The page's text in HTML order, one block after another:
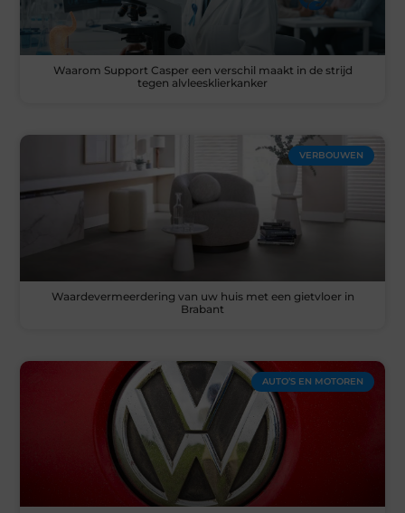
Waarom Support Casper een verschil maakt in de strijd
tegen alvleesklierkanker
VERBOUWEN
Waardevermeerdering van uw huis met een gietvloer in
Brabant
AUTO’S EN MOTOREN